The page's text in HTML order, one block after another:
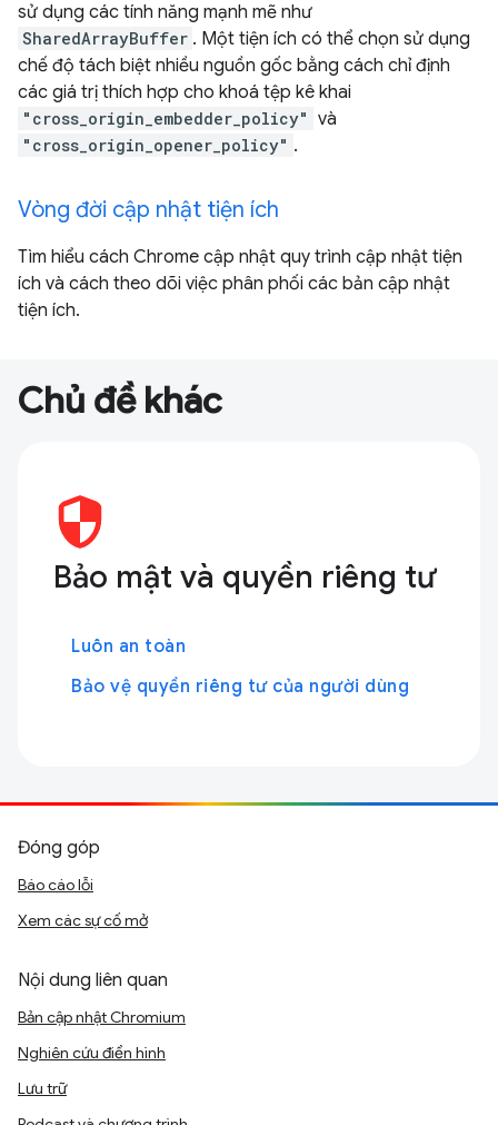
sử dụng các tính năng mạnh mẽ như
SharedArrayBuffer . Một tiện ích có thể chọn sử dụng
chế độ tách biệt nhiều nguồn gốc bằng cách chỉ định
các giá trị thích hợp cho khoá tệp kê khai
"cross_origin_embedder_policy" và
"cross_origin_opener_policy" .
Vòng đời cập nhật tiện ích
Tìm hiểu cách Chrome cập nhật quy trình cập nhật tiện
ích và cách theo dõi việc phân phối các bản cập nhật
tiện ích.
Chủ đề khác
Bảo mật và quyền riêng tư
Luôn an toàn
Bảo vệ quyền riêng tư của người dùng
Đóng góp
Báo cáo lỗi
Xem các sự cố mở
Nội dung liên quan
Bản cập nhật Chromium
Nghiên cứu điển hình
Lưu trữ